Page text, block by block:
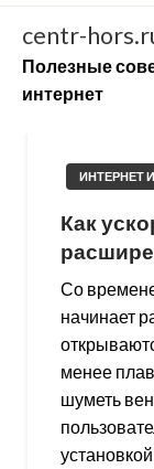
Skip
content
centr-
Полезные
интернет
ИНТЕРНЕТ
Как
Со
начинает
менее
шуметь